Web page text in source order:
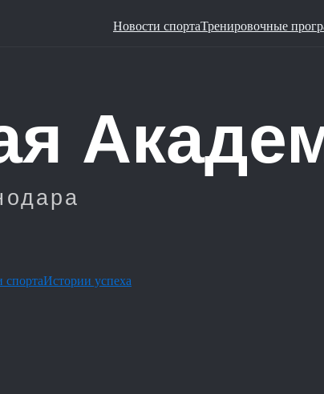
Новости спортаТренировочные
спортаИстории успеха